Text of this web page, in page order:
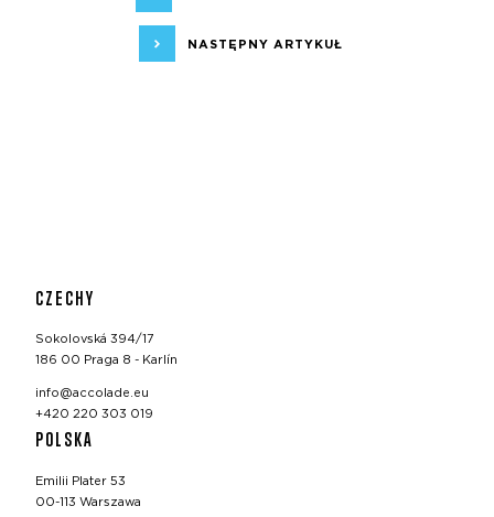
NASTĘPNY ARTYKUŁ
CZECHY
Sokolovská 394/17
186 00 Praga 8 - Karlín
info@accolade.eu
+420 220 303 019
POLSKA
Emilii Plater 53
00-113 Warszawa